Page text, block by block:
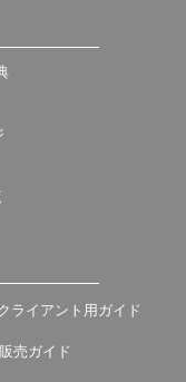
ライアント用ガイド
売ガイド